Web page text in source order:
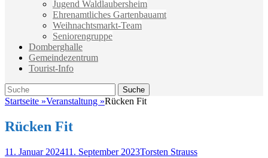
Jugend Waldlaubersheim
Ehrenamtliches Gartenbauamt
Weihnachtsmarkt-Team
Seniorengruppe
Domberghalle
Gemeindezentrum
Tourist-Info
Suche
Suche
nach:
Startseite »Veranstaltung »Rücken Fit
Rücken Fit
Veröffentlicht
11. Januar 202411. September 2023Autor
Torsten Strauss